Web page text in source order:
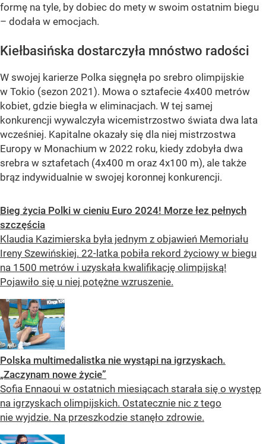
formę na tyle, by dobiec do mety w swoim ostatnim biegu
– dodała w emocjach.
Kiełbasińska dostarczyła mnóstwo radości
W swojej karierze Polka sięgnęła po srebro olimpijskie
w Tokio (sezon 2021). Mowa o sztafecie 4x400 metrów
kobiet, gdzie biegła w eliminacjach. W tej samej
konkurencji wywalczyła wicemistrzostwo świata dwa lata
wcześniej. Kapitalne okazały się dla niej mistrzostwa
Europy w Monachium w 2022 roku, kiedy zdobyła dwa
srebra w sztafetach (4x400 m oraz 4x100 m), ale także
brąz indywidualnie w swojej koronnej konkurencji.
Bieg życia Polki w cieniu Euro 2024! Morze łez pełnych
szczęścia
Klaudia Kazimierska była jednym z objawień Memoriału
Ireny Szewińskiej. 22-latka pobiła rekord życiowy w biegu
na 1500 metrów i uzyskała kwalifikację olimpijską!
Pojawiło się u niej potężne wzruszenie.
Polska multimedalistka nie wystąpi na igrzyskach.
„Zaczynam nowe życie”
Sofia Ennaoui w ostatnich miesiącach starała się o występ
na igrzyskach olimpijskich. Ostatecznie nic z tego
nie wyjdzie. Na przeszkodzie stanęło zdrowie.